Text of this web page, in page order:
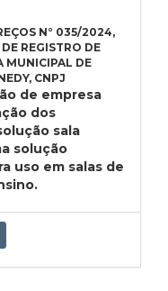
N° 035/2024,
REGISTRO DE
MUNICIPAL DE
CNPJ
de empresa
dos
sala
solução
uso em salas de